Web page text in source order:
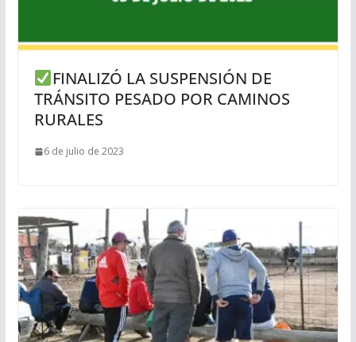
FINALIZÓ LA SUSPENSIÓN DE
TRÁNSITO PESADO POR CAMINOS
RURALES
6 de julio de 2023